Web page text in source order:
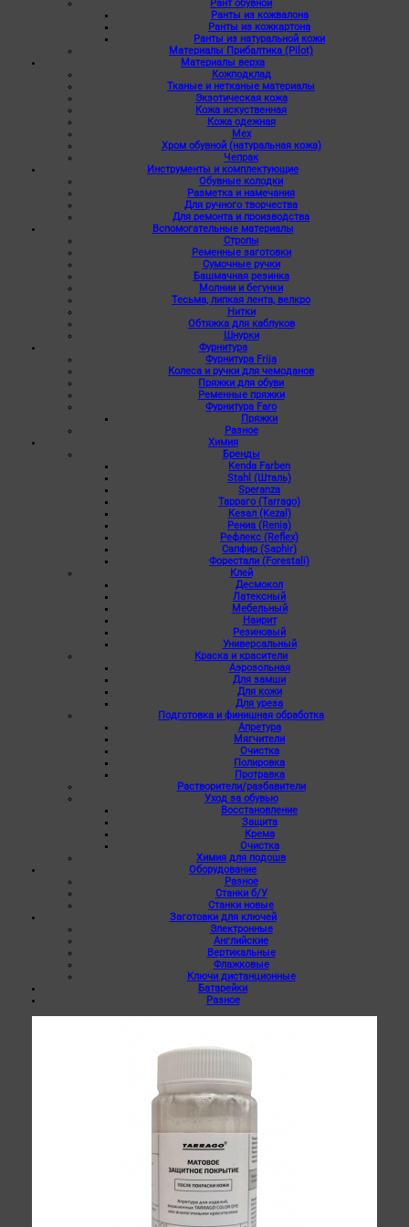
Рант обувной
Ранты из кожвалона
Ранты из кожкартона
Ранты из натуральной кожи
Материалы Прибалтика (Pilot)
Материалы верха
Кожподклад
Тканые и нетканые материалы
Экзотическая кожа
Кожа искуственная
Кожа одежная
Мех
Хром обувной (натуральная кожа)
Чепрак
Инструменты и комплектующие
Обувные колодки
Разметка и намечания
Для ручного творчества
Для ремонта и производства
Вспомогательные материалы
Стропы
Ременные заготовки
Сумочные ручки
Башмачная резинка
Молнии и бегунки
Тесьма, липкая лента, велкро
Нитки
Обтяжка для каблуков
Шнурки
Фурнитура
Фурнитура Frija
Колеса и ручки для чемоданов
Пряжки для обуви
Ременные пряжки
Фурнитура Faro
Пряжки
Разное
Химия
Бренды
Kenda Farben
Stahl (Шталь)
Speranza
Тарраго (Tarrago)
Кезал (Kezal)
Рениа (Renia)
Рефлекс (Reflex)
Сапфир (Saphir)
Форестали (Forestali)
Клей
Десмокол
Латексный
Мебельный
Наирит
Резиновый
Универсальный
Краска и красители
Аэрозольная
Для замши
Для кожи
Для уреза
Подготовка и финишная обработка
Апретура
Мягчители
Очистка
Полировка
Протравка
Растворители/разбавители
Уход за обувью
Восстановление
Защита
Крема
Очистка
Химия для подошв
Оборудование
Разное
Станки б/У
Станки новые
Заготовки для ключей
Электронные
Английские
Вертикальные
Флажковые
Ключи дистанционные
Батарейки
Разное